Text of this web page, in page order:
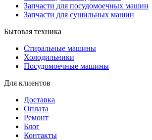
Запчасти для посудомоечных машин
Запчасти для сушильных машин
Бытовая техника
Стиральные машины
Холодильники
Посудомоечные машины
Для клиентов
Доставка
Оплата
Ремонт
Блог
Контакты